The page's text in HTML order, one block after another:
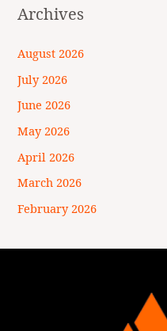
Archives
August 2026
July 2026
June 2026
May 2026
April 2026
March 2026
February 2026